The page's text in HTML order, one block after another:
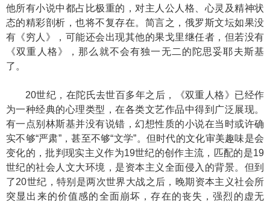
他所有小说中都占比极重的，对主人公人格、心灵及精神状
态的精彩剖析，也将不复存在。简言之，俄罗斯文坛如果没
有《穷人》，可能还会出现其他的果戈里继任者，但若没有
《双重人格》，那么就不会有独一无二的陀思妥耶夫斯基
了。
20世纪，在陀氏去世百多年之后，《双重人格》已经作
为一种经典的心理类型，在各类文艺作品中得到广泛展现。
有一点别林斯基并没有说错，幻想性质的小说在当时或许确
实不够“严肃”，甚至不够“文学”。但时代的文化审美趣味是会
变化的，批判现实主义作为19世纪的创作主流，匹配的是19
世纪的社会人文大环境，是资本主义全面侵入的背景。但到
了20世纪，特别是两次世界大战之后，晚期资本主义社会所
突显出来的价值感的全面崩坏，存在的丧失，强烈的虚无